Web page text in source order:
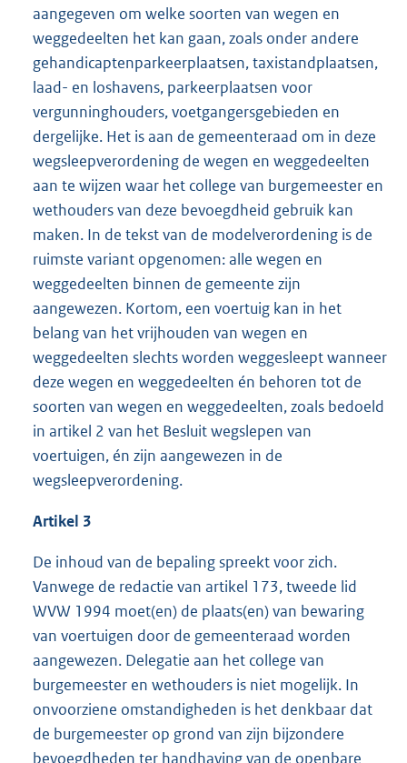
aangegeven om welke soorten van wegen en
weggedeelten het kan gaan, zoals onder andere
gehandicaptenparkeerplaatsen, taxistandplaatsen,
laad- en loshavens, parkeerplaatsen voor
vergunninghouders, voetgangersgebieden en
dergelijke. Het is aan de gemeenteraad om in deze
wegsleepverordening de wegen en weggedeelten
aan te wijzen waar het college van burgemeester en
wethouders van deze bevoegdheid gebruik kan
maken. In de tekst van de modelverordening is de
ruimste variant opgenomen: alle wegen en
weggedeelten binnen de gemeente zijn
aangewezen. Kortom, een voertuig kan in het
belang van het vrijhouden van wegen en
weggedeelten slechts worden weggesleept wanneer
deze wegen en weggedeelten én behoren tot de
soorten van wegen en weggedeelten, zoals bedoeld
in artikel 2 van het Besluit wegslepen van
voertuigen, én zijn aangewezen in de
wegsleepverordening.
Artikel 3
De inhoud van de bepaling spreekt voor zich.
Vanwege de redactie van artikel 173, tweede lid
WVW 1994 moet(en) de plaats(en) van bewaring
van voertuigen door de gemeenteraad worden
aangewezen. Delegatie aan het college van
burgemeester en wethouders is niet mogelijk. In
onvoorziene omstandigheden is het denkbaar dat
de burgemeester op grond van zijn bijzondere
bevoegdheden ter handhaving van de openbare